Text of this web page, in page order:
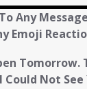
Any
Emoji
Tomorrow.
Not See